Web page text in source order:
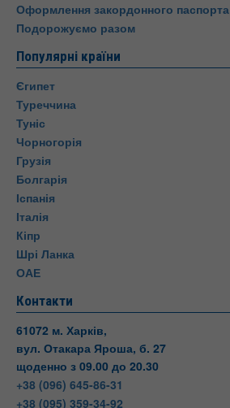
Оформлення закордонного паспорта
Подорожуємо разом
Популярні країни
Єгипет
Туреччина
Туніс
Чорногорія
Грузія
Болгарія
Іспанія
Італія
Кіпр
Шрі Ланка
ОАЕ
Контакти
61072 м. Харків,
вул. Отакара Яроша, б. 27
щоденно з 09.00 до 20.30
+38 (096) 645-86-31
+38 (095) 359-34-92